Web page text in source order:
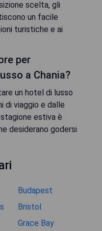
scelta, gli
un facile
turistiche e ai
per
a Chania?
un hotel di lusso
di viaggio e dalle
estiva è
desiderano godersi
Budapest
Bristol
Grace Bay